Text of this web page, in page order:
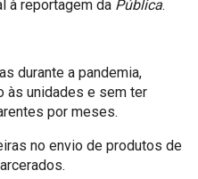
à reportagem da Pública.
durante a pandemia,
às unidades e sem ter
por meses.
no envio de produtos de